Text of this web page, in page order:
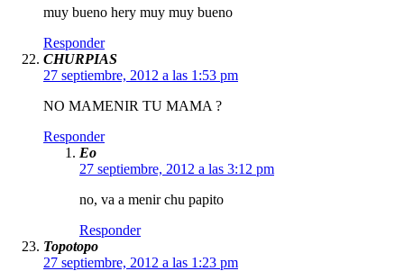
muy bueno hery muy muy bueno
Responder
CHURPIAS
27 septiembre, 2012 a las 1:53 pm
NO MAMENIR TU MAMA ?
Responder
Eo
27 septiembre, 2012 a las 3:12 pm
no, va a menir chu papito
Responder
Topotopo
27 septiembre, 2012 a las 1:23 pm